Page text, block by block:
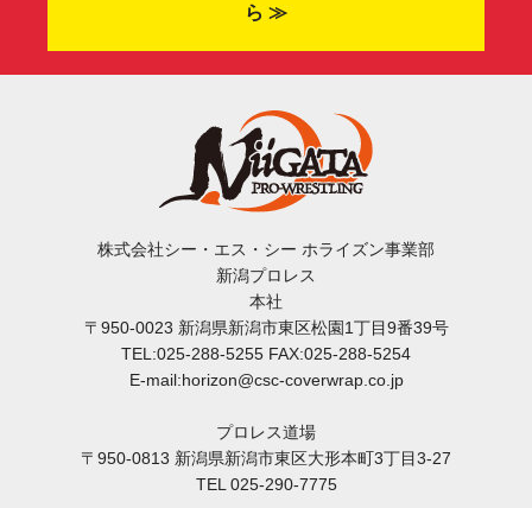
ら ≫
株式会社シー・エス・シー ホライズン事業部
新潟プロレス
本社
〒950-0023 新潟県新潟市東区松園1丁目9番39号
TEL:025-288-5255 FAX:025-288-5254
E-mail:horizon@csc-coverwrap.co.jp
プロレス道場
〒950-0813 新潟県新潟市東区大形本町3丁目3-27
TEL 025-290-7775